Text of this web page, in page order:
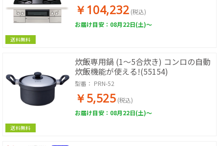
送料無料
定!!ラ・クックグランサービス!
￥104,232 (税込)
お届け目安：08月22日(土)～
送料無料
炊飯専用鍋 (1～5合炊き) コンロの自動
炊飯機能が使える!(55154)
型番： PRN-52
￥5,525 (税込)
お届け目安：08月22日(土)～